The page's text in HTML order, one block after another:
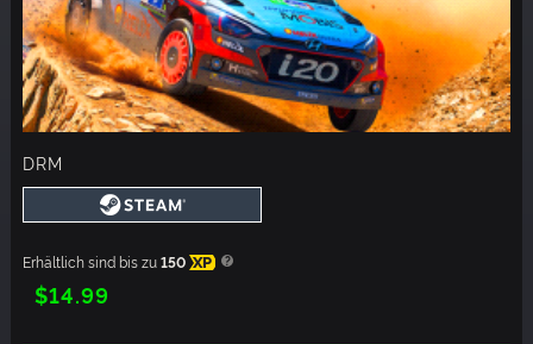
DRM
Erhältlich sind bis zu150 XP
$14.99